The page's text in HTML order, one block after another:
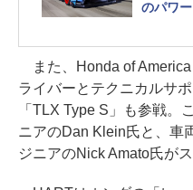
のパワ
また、Honda of America
ライバーとテクニカルサ
「TLX Type S」も参戦。
ニアのDan Klein氏と、車
ジニアのNick Amato氏が